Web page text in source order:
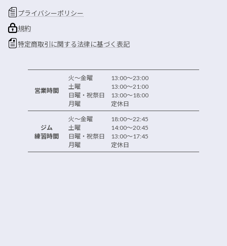
プライバシーポリシー
規約
特定商取引に関する法律に基づく表記
営業時間
火～金曜 13:00～23:00
土曜 13:00～21:00
日曜・祝祭日 13:00～18:00
月曜 定休日
ジム
練習時間
火～金曜 18:00～22:45
土曜 14:00～20:45
日曜・祝祭日 13:00～17:45
月曜 定休日